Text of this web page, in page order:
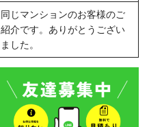
同じマンションのお客様のご
紹介です。ありがとうござい
ました。